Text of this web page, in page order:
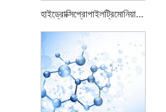
হাইড্রোক্সিপ্রোপাইলট্রিমোনিয়াম হায়ালুরোনেট